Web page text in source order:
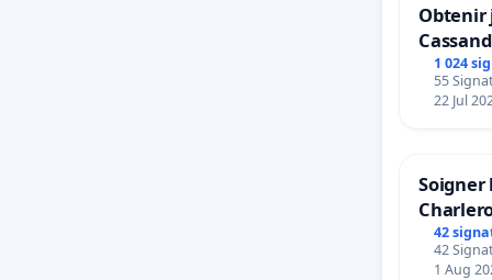
Obtenir
1 024
55
22 Jul
Soigner
42
42
1 Aug